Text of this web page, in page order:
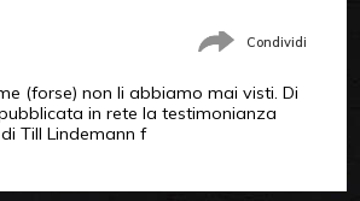
Condividi
(forse) non li abbiamo mai visti. Di
in rete la testimonianza
Till Lindemann f